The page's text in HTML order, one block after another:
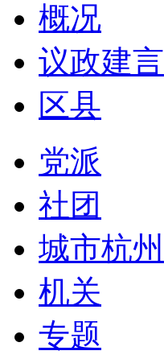
概况
议政建言
区县
党派
社团
城市杭州
机关
专题